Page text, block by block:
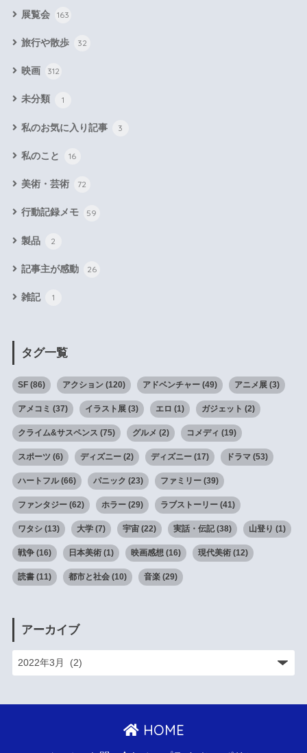
展覧会 163
旅行や散歩 32
映画 312
未分類 1
私のお気に入り記事 3
私のこと 16
美術・芸術 72
行動記録メモ 59
製品 2
記事主が感動 26
雑記 1
タグ一覧
SF(86) アクション(120) アドベンチャー(49) アニメ展(3)
アメコミ (37) イラスト展(3) エロ (1) ガジェット (2)
クライム&サスペンス (75) グルメ (2) コメディ (19)
スポーツ (6) ディズニー(2) ディズニー(17) ドラマ(53)
ハートフル(66) パニック (23) ファミリー(39)
ファンタジー(62) ホラー(29) ラブストーリー(41)
ワタシ(13) 大学(7) 宇宙(22) 実話・伝記(38) 山登り (1)
戦争(16) 日本美術(1) 映画感想 (16) 現代美術(12)
読書(11) 都市と社会(10) 音楽(29)
アーカイブ
HOME